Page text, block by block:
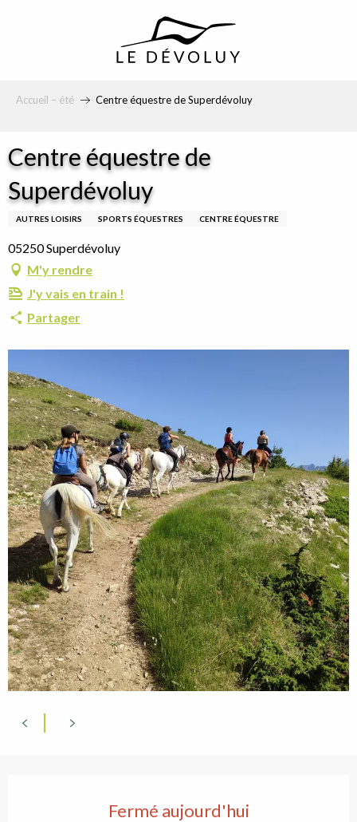
Accueil – été Centre équestre de Superdévoluy
Centre équestre de
Superdévoluy
AUTRES LOISIRS SPORTS ÉQUESTRES CENTRE ÉQUESTRE
05250 Superdévoluy
M'y rendre
J'y vais en train !
Partager
Ouverture et
Fermé aujourd'hui